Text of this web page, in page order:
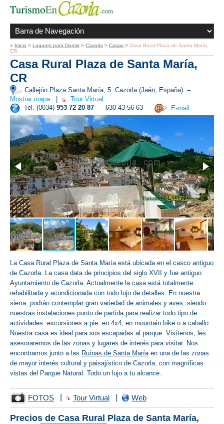
» Inicio > Lugares para Dormir > Cazorla > Casas > Casa Rural Plaza de Santa María,
CR
Casa Rural Plaza de Santa María,
CR
Callejón Plaza Santa María, 5. Cazorla (Jaén, España) –
Mostrar mapa
Tour Virtual
Tel. (0034) 953 72 20 87 – 630 43 56 63 – E-mail
La Casa Rural Plaza de Santa María está ubicada en el casco antiguo
de Cazorla. La casa data de principios del siglo XVII y fue antiguo
Ayuntamiento de Cazorla. Actualmente la casa está totalmente
rehabilitada y acondicionada con todo lujo de detalles. En nuestra
sierra, podrán contemplar gran variedad de animales y aves, siendo
nuestras instalaciones punto de partida para realizar todo tipo de
actividades: excursiones a pie, en 4x4, en mountain bike o a caballo.
Nuestra casa es ideal para sus escapadas al parque. Visítenos, les
asesoraremos de las zonas y lugares de interés para visitar. Nos
encontramos junto a las Ruínas de Santa María en una de las zonas
de mayor interés cultural y paisajístico de Cazorla, con magníficas
vistas del Parque Natural. Todo un lujo a tu alcance.
FOTOS Tour Virtual Web
Precios de Casa Rural Plaza de Santa María,